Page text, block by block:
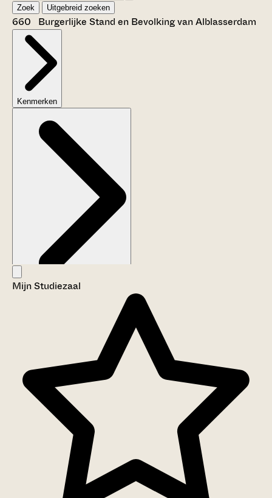
Zoek Uitgebreid zoeken
660 Burgerlijke Stand en Bevolking van Alblasserdam
Kenmerken
Aanwijzingen voor de gebruiker
Mijn Studiezaal